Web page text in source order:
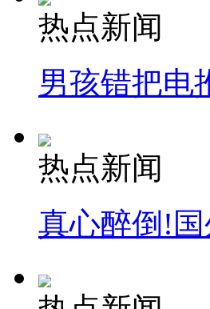
热点新闻
男孩错把电
热点新闻
真心醉倒!